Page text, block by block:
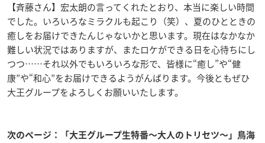
【斉藤さん】宏太朗の言ってくれたとおり、本当に楽しい時間
でした。いろいろなミラクルも起こり（笑）、夏のひとときの
癒しをお届けできたんじゃないかと思います。現在はなかなか
難しい状況ではありますが、またロケができる日を心待ちにし
つつ……それ以外でもいろいろな形で、皆様に“癒し”や“健
康”や“和心”をお届けできるようがんばります。今後ともぜひ
大王グループをよろしくお願いいたします。
次のページ：「大王グループ生特番〜大人のトリセツ〜」鳥海